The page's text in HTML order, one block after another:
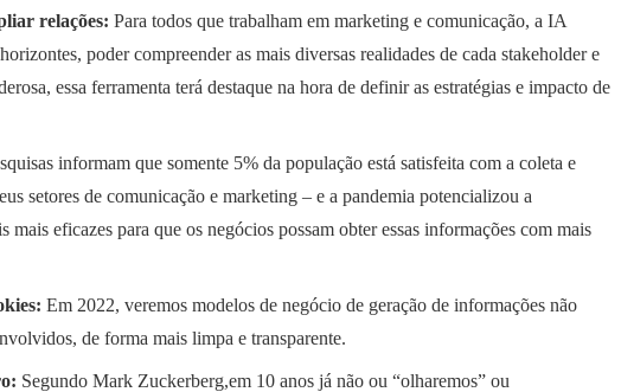
relações: Para todos que trabalham em marketing e comunicação, a IA
poder compreender as mais diversas realidades de cada stakeholder e
essa ferramenta terá destaque na hora de definir as estratégias e impacto de
informam que somente 5% da população está satisfeita com a coleta e
setores de comunicação e marketing – e a pandemia potencializou a
mais eficazes para que os negócios possam obter essas informações com mais
Em 2022, veremos modelos de negócio de geração de informações não
de forma mais limpa e transparente.
Segundo Mark Zuckerberg,em 10 anos já não ou “olharemos” ou